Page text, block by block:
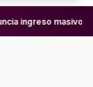
ingreso masivo